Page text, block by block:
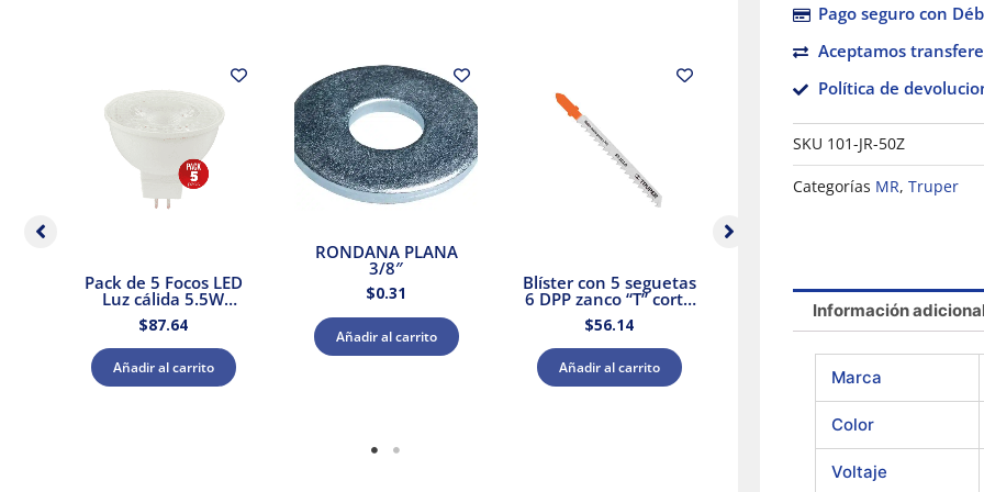
Pack de 5 Focos LED
Luz cálida 5.5W
Tecnolite
$87.64
Añadir al carrito
RONDANA PLANA
3/8″
$0.31
Añadir al carrito
Blíster con 5 seguetas
6 DPP zanco “T” corte
recto madera Truper
$56.14
Añadir al carrito
mango de vinil, 8″
Truper
Añadir al carrito
Pago seguro con
Aceptamos
Política de
SKU 101-JR-50Z
Categorías MR, Truper
Información
Marca
Color
Voltaje